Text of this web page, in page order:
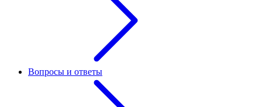
Вопросы и ответы